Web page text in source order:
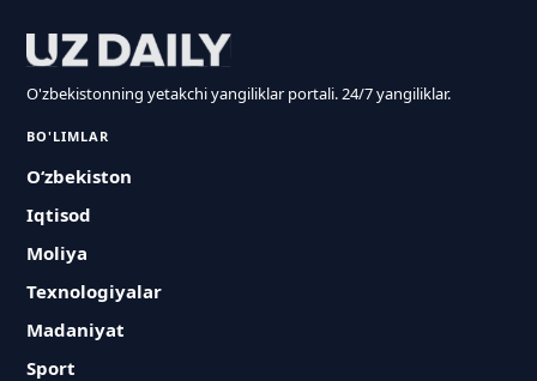
O'zbekistonning yetakchi yangiliklar portali. 24/7 yangiliklar.
BO'LIMLAR
O‘zbekiston
Iqtisod
Moliya
Texnologiyalar
Madaniyat
Sport